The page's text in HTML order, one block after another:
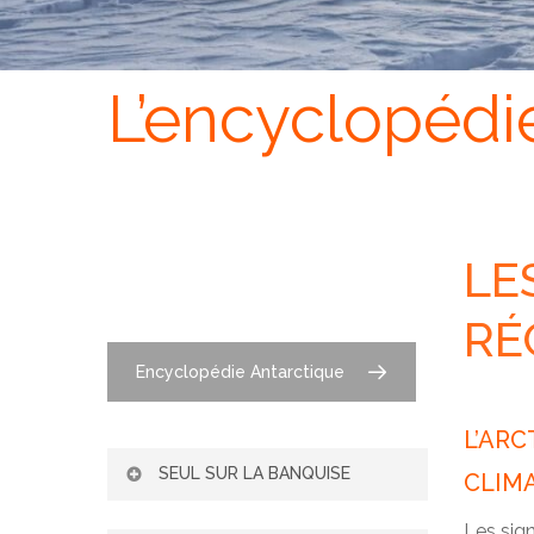
Encyclopédie Antarctique
SEUL SUR LA BANQUISE